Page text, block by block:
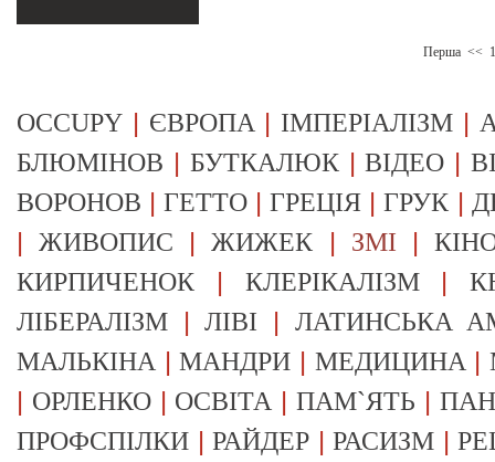
Перша << 1
OCCUPY | ЄВРОПА | ІМПЕРІАЛІЗМ |
БЛЮМІНОВ | БУТКАЛЮК|ВІДЕО |
ВОРОНОВ |ГЕТТО |ГРЕЦІЯ |ГРУК |
|ЖИВОПИС |ЖИЖЕК | ЗМІ |
КИРПИЧЕНОК | КЛЕРІКАЛІЗМ|
ЛІБЕРАЛІЗМ |ЛІВІ | ЛАТИНСЬКА
МАЛЬКІНА |МАНДРИ | МЕДИЦИНА |
| ОРЛЕНКО| ОСВІТА |ПАМ`ЯТЬ |
ПРОФСПІЛКИ |РАЙДЕР |РАСИЗМ |